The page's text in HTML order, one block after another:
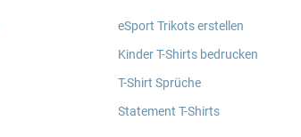
eSport Trikots erstellen
Kinder T-Shirts bedrucken
T-Shirt Sprüche
Statement T-Shirts